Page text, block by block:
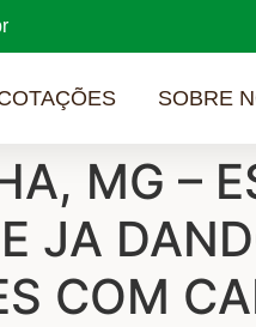
SOBRE
MG –
JA
COM